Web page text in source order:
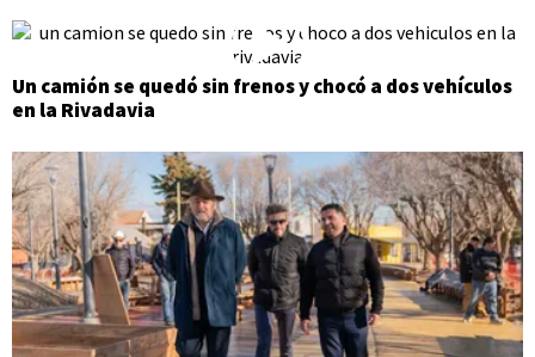
Un camión se quedó sin frenos y chocó a dos vehículos
en la Rivadavia